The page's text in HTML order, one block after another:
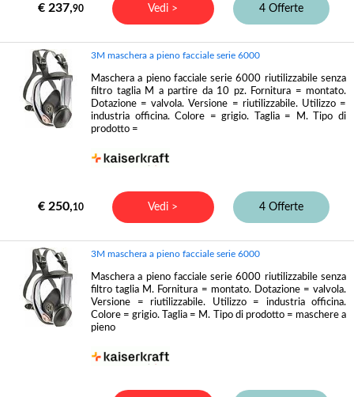
€ 237,90 Vedi > 4 Offerte
3M maschera a pieno facciale serie 6000
Maschera a pieno facciale serie 6000 riutilizzabile senza
filtro taglia M a partire da 10 pz. Fornitura = montato.
Dotazione = valvola. Versione = riutilizzabile. Utilizzo =
industria officina. Colore = grigio. Taglia = M. Tipo di
prodotto =
€ 250,10 Vedi > 4 Offerte
3M maschera a pieno facciale serie 6000
Maschera a pieno facciale serie 6000 riutilizzabile senza
filtro taglia M. Fornitura = montato. Dotazione = valvola.
Versione = riutilizzabile. Utilizzo = industria officina.
Colore = grigio. Taglia = M. Tipo di prodotto = maschere a
pieno